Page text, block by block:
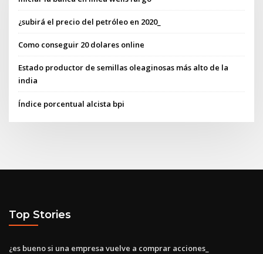
¿subirá el precio del petróleo en 2020_
Como conseguir 20 dolares online
Estado productor de semillas oleaginosas más alto de la
india
Índice porcentual alcista bpi
Top Stories
¿es bueno si una empresa vuelve a comprar acciones_